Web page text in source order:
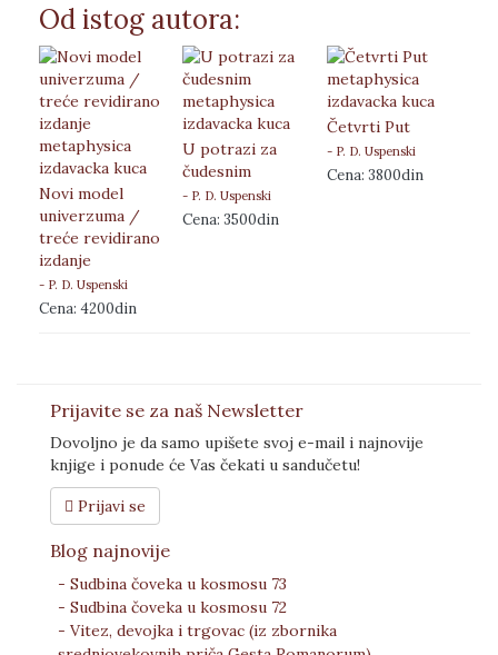
Od istog autora:
Novi model
univerzuma /
treće revidirano
izdanje
- P. D. Uspenski
Cena: 4200din
U potrazi za
čudesnim
- P. D. Uspenski
Cena: 3500din
Četvrti Put
- P. D. Uspenski
Cena: 3800din
Prijavite se za naš Newsletter
Dovoljno je da samo upišete svoj e-mail i najnovije
knjige i ponude će Vas čekati u sandučetu!
Prijavi se
Blog najnovije
- Sudbina čoveka u kosmosu 73
- Sudbina čoveka u kosmosu 72
- Vitez, devojka i trgovac (iz zbornika